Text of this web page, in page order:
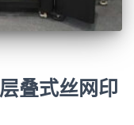
叠式丝网印